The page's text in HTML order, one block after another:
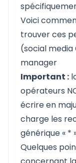
Voici
trouver ces
(social
manager
Important :
opérateurs
écrire en
charge les
générique « *
Quelques